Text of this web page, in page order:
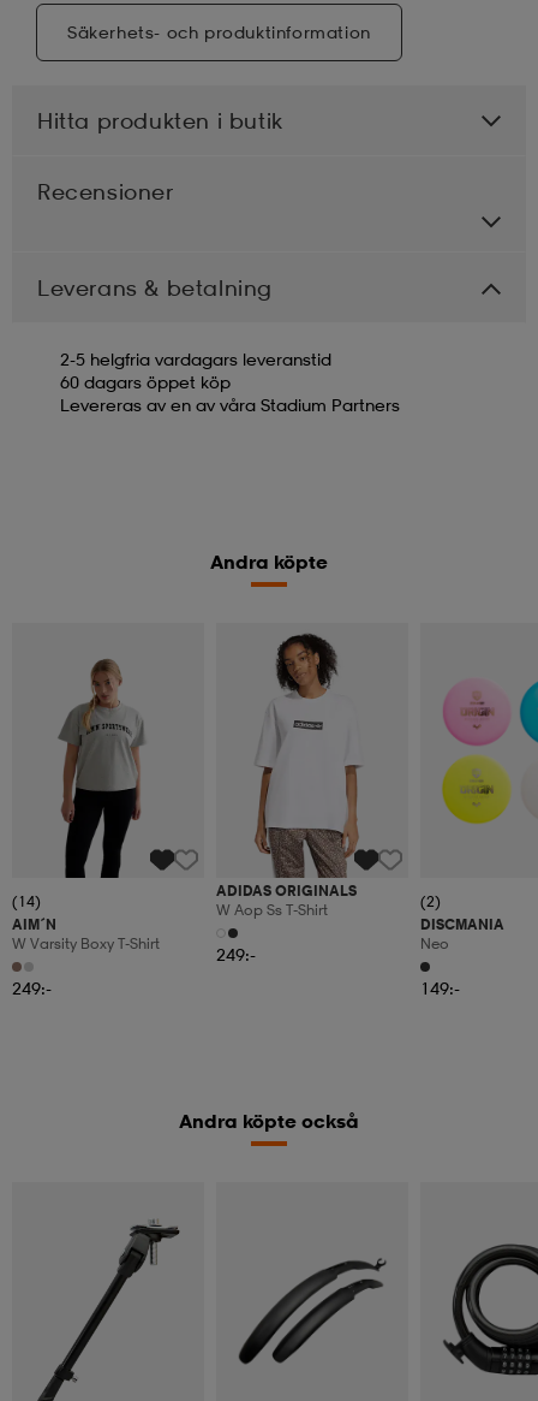
Säkerhets- och produktinformation
Hitta produkten i butik
Recensioner
Leverans & betalning
2-5 helgfria vardagars leveranstid
60 dagars öppet köp
Levereras av en av våra Stadium Partners
Andra köpte
(14)
AIM´N
W Varsity Boxy T-Shirt
249:-
ADIDAS ORIGINALS
W Aop Ss T-Shirt
249:-
(2)
DISCMANIA
Neo
149:-
Andra köpte också